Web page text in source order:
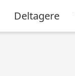
Deltagere